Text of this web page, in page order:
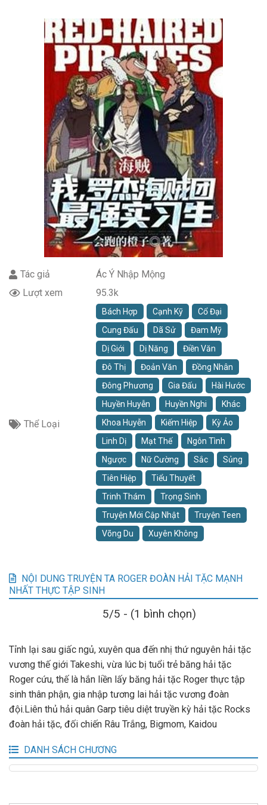
Tác giả
Ác Ý Nhập Mộng
Lượt xem
95.3k
Thể Loại
Bách Hợp Cạnh Kỹ
Cổ Đại
Cung Đấu
Dã Sử
Đam Mỹ
Dị Giới
Dị Năng
Điền Văn
Đô Thị
Đoản Văn
Đồng Nhân
Đông Phương
Gia Đấu
Hài Hước
Huyền Huyễn
Huyền Nghi
Khác
Khoa Huyễn
Kiếm Hiệp
Kỳ Ảo
Linh Dị
Mạt Thế
Ngôn Tình
Ngược
Nữ Cường Sắc
Sủng
Tiên Hiệp
Tiểu Thuyết
Trinh Thám
Trọng Sinh
Truyện Mới Cập Nhật
Truyện Teen
Võng Du
Xuyên Không
NỘI DUNG TRUYỆN TA ROGER ĐOÀN HẢI TẶC MẠNH
NHẤT THỰC TẬP SINH
5/5 - (1 bình chọn)
Tỉnh lại sau giấc ngủ, xuyên qua đến nhị thứ nguyên hải tặc
vương thế giới Takeshi, vừa lúc bị tuổi trẻ băng hải tặc
Roger cứu, thế là hắn liền lấy băng hải tặc Roger thực tập
sinh thân phận, gia nhập tương lai hải tặc vương đoàn
đội.Liên thủ hải quân Garp tiêu diệt truyền kỳ hải tặc Rocks
đoàn hải tặc, đối chiến Râu Trắng, Bigmom, Kaidou
DANH SÁCH CHƯƠNG